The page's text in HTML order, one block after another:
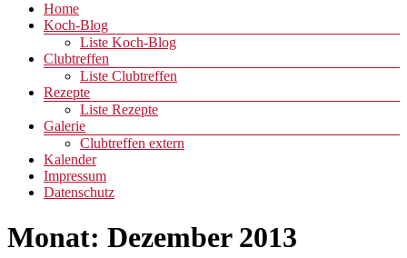
Home
Koch-Blog
Liste Koch-Blog
Clubtreffen
Liste Clubtreffen
Rezepte
Liste Rezepte
Galerie
Clubtreffen extern
Kalender
Impressum
Datenschutz
Monat: Dezember 2013